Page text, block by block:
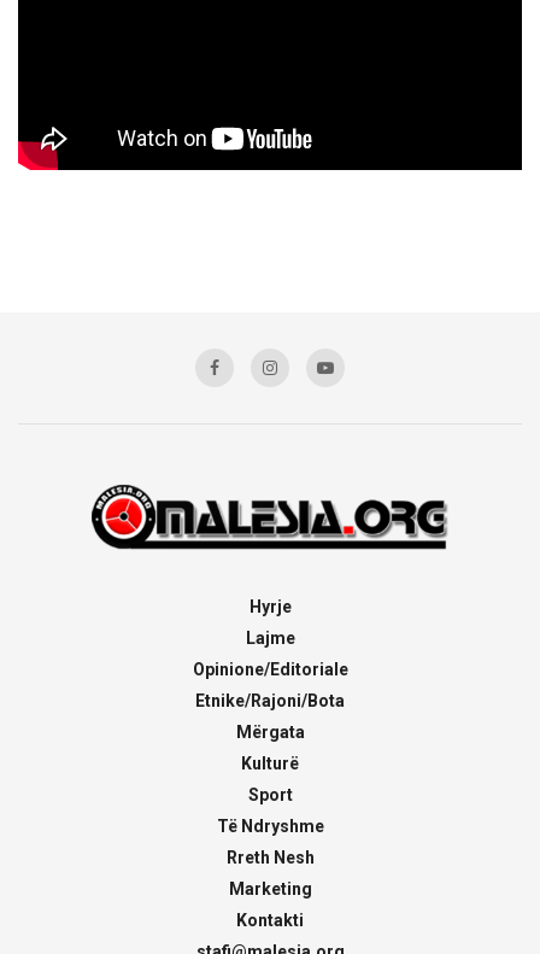
Hyrje
Lajme
Opinione/Editoriale
Etnike/Rajoni/Bota
Mërgata
Kulturë
Sport
Të Ndryshme
Rreth Nesh
Marketing
Kontakti